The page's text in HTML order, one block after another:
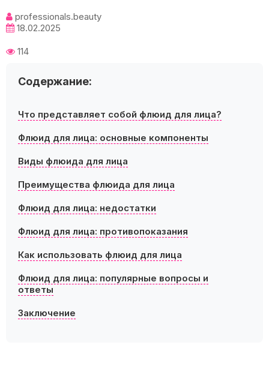
professionals.beauty
18.02.2025
114
Содержание:
Что представляет собой флюид для лица?
Флюид для лица: основные компоненты
Виды флюида для лица
Преимущества флюида для лица
Флюид для лица: недостатки
Флюид для лица: противопоказания
Как использовать флюид для лица
Флюид для лица: популярные вопросы и
ответы
Заключение